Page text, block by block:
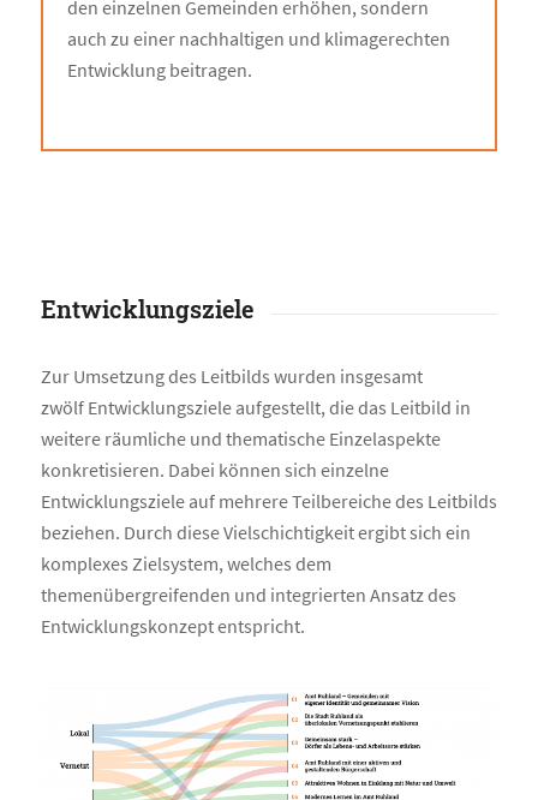
den einzelnen Gemeinden erhöhen, sondern
auch zu einer nachhaltigen und klimagerechten
Entwicklung beitragen.
Entwicklungsziele
Zur Umsetzung des Leitbilds wurden insgesamt
zwölf Entwicklungsziele aufgestellt, die das Leitbild in
weitere räumliche und thematische Einzelaspekte
konkretisieren. Dabei können sich einzelne
Entwicklungsziele auf mehrere Teilbereiche des Leitbilds
beziehen. Durch diese Vielschichtigkeit ergibt sich ein
komplexes Zielsystem, welches dem
themenübergreifenden und integrierten Ansatz des
Entwicklungskonzept entspricht.